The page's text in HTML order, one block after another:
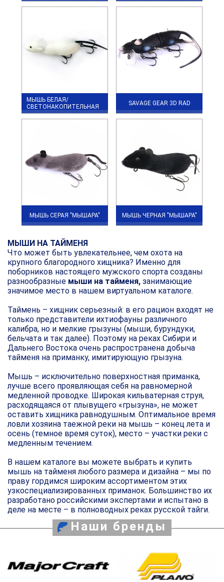
МЫШЬ БЕЛАЯ/
СВЕТОНАКОПИТЕЛЬНАЯ
SAVAGE GEAR 3D RAD
МЫШЬ СЕРАЯ "МЫШАРА" МЫШЬ ЧЕРНАЯ "МЫШАРА"
МЫШИ НА ТАЙМЕНЯ
Что может быть увлекательнее, чем охота на
крупного благородного хищника? Именно для
поборников настоящего мужского спорта созданы
разнообразные мыши на тайменя, занимающие
значимое место в нашем виртуальном каталоге.
Таймень – хищник серьезный: в его рацион входят не
только представители ихтиофауны различного
калибра, но и мелкие грызуны (мыши, бурундуки,
бельчата и так далее). Поэтому на реках Сибири и
Дальнего Востока очень распространена добыча
тайменя на приманку, имитирующую грызуна.
Мышь – исключительно поверхностная приманка,
лучше всего проявляющая себя на равномерной
медленной проводке. Широкая кильватерная струя,
расходящаяся от плывущего «грызуна», не может
оставить хищника равнодушным. Оптимальное время
ловли хозяина таежной реки на мышь – конец лета и
осень (темное время суток), место – участки реки с
медленным течением.
В нашем каталоге вы можете выбрать и купить
мышь на тайменя любого размера и дизайна – мы по
праву гордимся широким ассортиментом этих
узкоспециализированных приманок. Большинство их
разработано российскими экспертами и испытано в
деле на месте – в полноводных реках русской тайги.
Наши бренды